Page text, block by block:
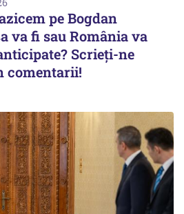
pe Bogdan
va fi sau România va
Scrieți-ne
comentarii!